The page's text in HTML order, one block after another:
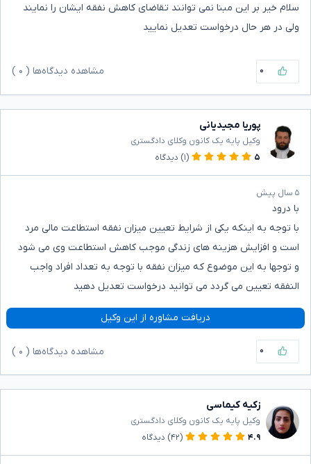
سلام خیر بر این مبنا نمی توانند تقاضای کاهش نفقه ایشان را نمایند
ولی در هر حال درخواست تعدیل نمایید
۰ مشاهده دیدگاه‌ها ( ۰
پوریا مجیدیانی
وکیل پایه یک کانون وکلای دادگستری
۵
(۱) دیدگاه
۵ سال پیش
با درود
با توجه به اینکه یکی از شرایط تعیین میزان نفقه استطاعت مالی مرد
است و افزایش هزینه های زندگی موجب کاهش استطاعت وی می شود
و توجها به این موضوع که میزان نفقه با توجه به تعداد افراد واجب
النفقه تعیین می گردد می توانید درخواست تعدیل دهید
دریافت مشاوره از این وکیل
۰ مشاهده دیدگاه‌ها ( ۰
زکیه کیماسی
وکیل پایه یک کانون وکلای دادگستری
۴.۹
(۴۲) دیدگاه